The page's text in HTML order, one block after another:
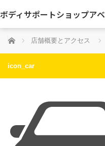
ボディサポートショップアベ
ホーム 店舗概要とアクセス
icon_car